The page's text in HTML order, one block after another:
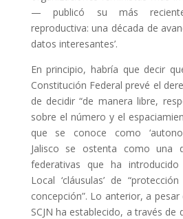
— publicó su más reciente
reproductiva: una década de
datos interesantes’.
En principio, habría que decir
Constitución Federal prevé el
de decidir “de manera libre,
sobre el número y el
que se conoce como
Jalisco se ostenta como una
federativas que ha
Local ‘cláusulas’ de
concepción”. Lo anterior, a
SCJN ha establecido, a través de